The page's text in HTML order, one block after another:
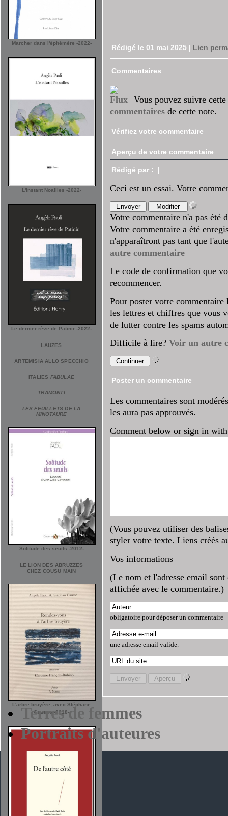
Marcher dans l'éphémère -2022-
L'instant Noailles -2022-
Le dernier rêve de Patinir -2022-
LAUZES
ARTEMISIA ALLO SPECCHIO
ITALIES FABULAE
TRAMONTI
LES FEUILLETS DE LA
MINOTAURE
Solitude des seuils -2012-
LE LION DES ABRUZZES
CHEZ COUSU MAIN
L'arbre bruyère, avec Stéphane
Causse -2018-
Rédigé le 01 mai 2025 Lien
Commentaires
Vous pouvez suivre
commentaires de cette note.
Vérifiez votre commentaire
Aperçu de votre commentaire
Rédigé par :
Ceci est un essai. Votre
Votre commentaire n'a pas été
Votre commentaire a été
n'apparaîtront pas tant que
autre commentaire
Le code de confirmation que
recommencer.
Pour poster votre commentaire
les lettres et chiffres que vous
de lutter contre les spams
Difficile à lire? Voir un autre
Poster un commentaire
Les commentaires sont
les aura pas approuvés.
Comment below or sign in with
(Vous pouvez utiliser des
styler votre texte. Liens créés
Vos informations
(Le nom et l'adresse email
affichée avec le commentaire.)
obligatoire pour déposer un commentaire
une adresse email valide.
Terres de femmes
Portraits d'auteures